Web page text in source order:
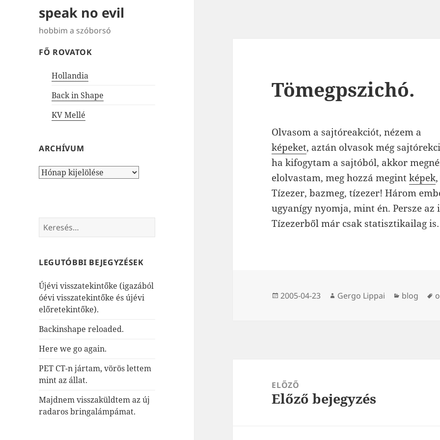
speak no evil
hobbim a szóborsó
FŐ ROVATOK
Hollandia
Back in Shape
KV Mellé
ARCHÍVUM
Archívum
Keresés:
LEGUTÓBBI BEJEGYZÉSEK
Újévi visszatekintőke (igazából
óévi visszatekintőke és újévi
előretekintőke).
Backinshape reloaded.
Here we go again.
PET CT-n jártam, vörös lettem
mint az állat.
Majdnem visszaküldtem az új
radaros bringalámpámat.
Tömegpszichó.
Olvasom a sajtóreakciót, nézem a
képeket, aztán olvasok még
ha kifogytam a sajtóból, akkor
elolvastam, meg hozzá megintképek
Tízezer, bazmeg, tízezer! Három
ugyanígy nyomja, mint én. Persze
Tízezerből már csak statisztikailag
Közzétéve
2005-04-23 Szerző
Gergo Lippai Kategória
blog
navigációELŐZŐ
Korábbi
Előző bejegyzés